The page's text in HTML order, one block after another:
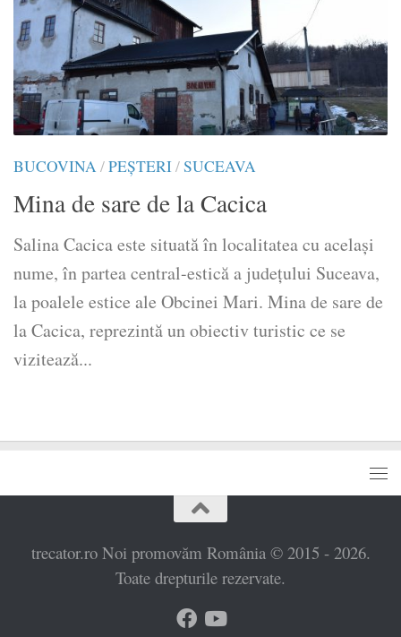
BUCOVINA/PEȘTERI/SUCEAVA
Mina de sare de la Cacica
Salina Cacica este situată în localitatea cu acelaşi
nume, în partea central-estică a judeţului Suceava,
la poalele estice ale Obcinei Mari. Mina de sare de
la Cacica, reprezintă un obiectiv turistic ce se
vizitează...
trecator.ro Noi promovăm România © 2015 - 2026.
Toate drepturile rezervate.